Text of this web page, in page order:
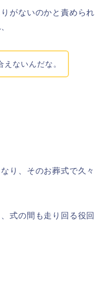
がないのかと責められ
えないんだな。
り、そのお葬式で久々
式の間も走り回る役回